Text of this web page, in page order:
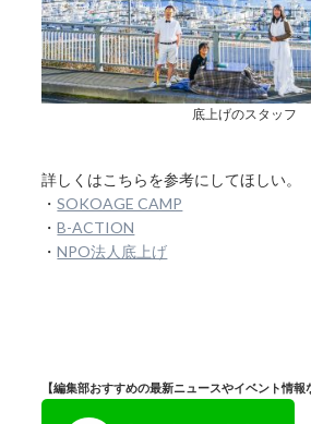
底上げのスタッフ
詳しくはこちらを参考にしてほしい。
・SOKOAGE CAMP
・B-ACTION
・NPO法人底上げ
【編集部おすすめの最新ニュースやイベント情報